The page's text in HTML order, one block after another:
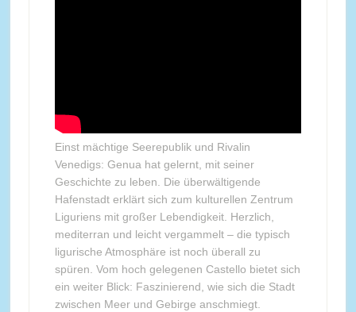
Einst mächtige Seerepublik und Rivalin
Venedigs: Genua hat gelernt, mit seiner
Geschichte zu leben. Die überwältigende
Hafenstadt erklärt sich zum kulturellen Zentrum
Liguriens mit großer Lebendigkeit. Herzlich,
mediterran und leicht vergammelt – die typisch
ligurische Atmosphäre ist noch überall zu
spüren. Vom hoch gelegenen Castello bietet sich
ein weiter Blick: Faszinierend, wie sich die Stadt
zwischen Meer und Gebirge anschmiegt.